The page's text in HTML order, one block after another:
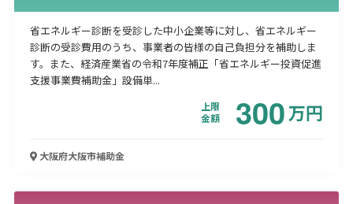
省エネルギー診断を受診した中小企業等に対し、省エネルギー
診断の受診費用のうち、事業者の皆様の自己負担分を補助しま
す。また、経済産業省の令和7年度補正「省エネルギー投資促進
支援事業費補助金」設備単...
上限
金額
300万円
大阪府大阪市補助金